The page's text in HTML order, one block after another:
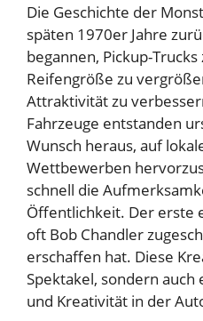
Die Geschichte der
späten 1970er Jahre
begannen, Pickup-
Reifengröße zu
Attraktivität zu
Fahrzeuge entstanden
Wunsch heraus, auf
Wettbewerben
schnell die
Öffentlichkeit. Der erste
oft Bob Chandler
erschaffen hat. Diese
Spektakel, sondern
und Kreativität in der